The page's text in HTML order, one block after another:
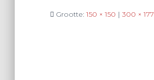
Grootte:150 × 150 | 300 × 177